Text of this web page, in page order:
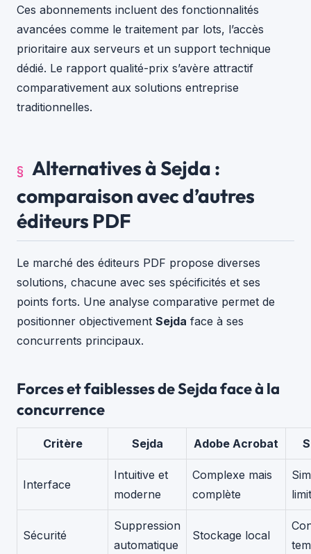
Ces abonnements incluent des fonctionnalités
avancées comme le traitement par lots, l’accès
prioritaire aux serveurs et un support technique
dédié. Le rapport qualité-prix s’avère attractif
comparativement aux solutions entreprise
traditionnelles.
Alternatives à Sejda :
comparaison avec d’autres
éditeurs PDF
Le marché des éditeurs PDF propose diverses
solutions, chacune avec ses spécificités et ses
points forts. Une analyse comparative permet de
positionner objectivement Sejda face à ses
concurrents principaux.
Forces et faiblesses de Sejda face à la
concurrence
Critère Sejda Adobe Acrobat
Interface
Intuitive et
moderne
Complexe mais
complète
Sécurité
Suppression
automatique
Stockage local